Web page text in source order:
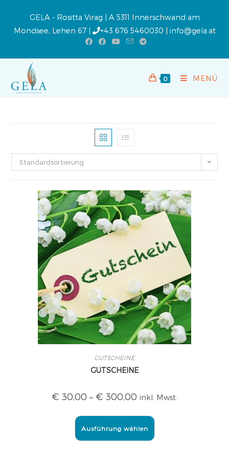
GELA - Rositta Virag | A 5311 Innerschwand am
Mondsee, Lehen 67 |
+43 676 5460030 | info@gela.at
0 MENÜ
Standardsortierung
GUTSCHEINE
GUTSCHEINE
€ 30,00 – € 300,00 inkl. Mwst.
Ausführung wählen